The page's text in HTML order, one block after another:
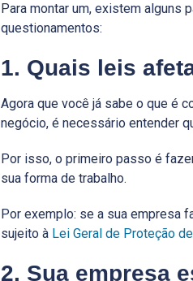
Para montar um, existem alguns
questionamentos:
1. Quais leis
Agora que você já sabe o que é
negócio, é necessário entender
Por isso, o primeiro passo é
sua forma de trabalho.
Por exemplo: se a sua empresa
sujeito à Lei Geral de Proteção
2. Sua empresa